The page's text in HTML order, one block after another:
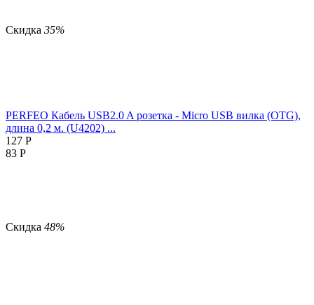
Скидка 35%
PERFEO Кабель USB2.0 A розетка - Micro USB вилка (OTG),
длина 0,2 м. (U4202) ...
127 Р
83 Р
Скидка 48%